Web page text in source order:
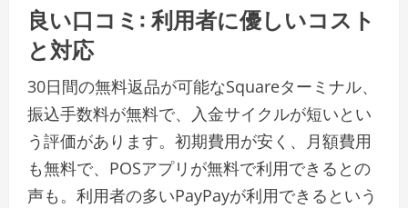
良い口コミ: 利用者に優しいコスト
と対応
30日間の無料返品が可能なSquareターミナル、
振込手数料が無料で、入金サイクルが短いとい
う評価があります。初期費用が安く、月額費用
も無料で、POSアプリが無料で利用できるとの
声も。利用者の多いPayPayが利用できるという